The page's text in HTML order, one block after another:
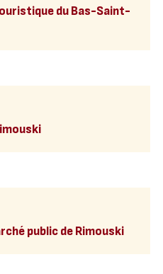
du Bas-Saint-
public de Rimouski